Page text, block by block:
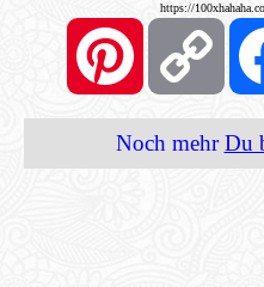
https://
Pinterest
Noch mehrDu